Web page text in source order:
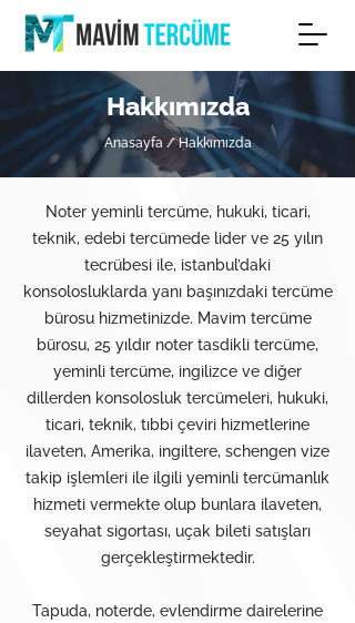
Hakkımızda
Anasayfa/Hakkımızda
Noter yeminli tercüme, hukuki, ticari,
teknik, edebi tercümede lider ve 25 yılın
tecrübesi ile, istanbul’daki
konsolosluklarda yanı başınızdaki tercüme
bürosu hizmetinizde. Mavim tercüme
bürosu, 25 yıldır noter tasdikli tercüme,
yeminli tercüme, ingilizce ve diğer
dillerden konsolosluk tercümeleri, hukuki,
ticari, teknik, tıbbi çeviri hizmetlerine
ilaveten, Amerika, ingiltere, schengen vize
takip işlemleri ile ilgili yeminli tercümanlık
hizmeti vermekte olup bunlara ilaveten,
seyahat sigortası, uçak bileti satışları
gerçekleştirmektedir.
Tapuda, noterde, evlendirme dairelerine